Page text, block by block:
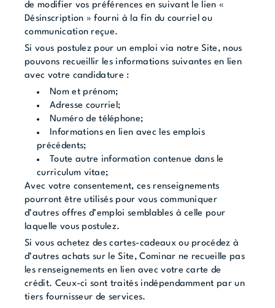
de modifier vos préférences en suivant le lien «
Désinscription » fourni à la fin du courriel ou
communication reçue.
Si vous postulez pour un emploi via notre Site, nous
pouvons recueillir les informations suivantes en lien
avec votre candidature :
Nom et prénom;
Adresse courriel;
Numéro de téléphone;
Informations en lien avec les emplois
précédents;
Toute autre information contenue dans le
curriculum vitae;
Avec votre consentement, ces renseignements
pourront être utilisés pour vous communiquer
d’autres offres d’emploi semblables à celle pour
laquelle vous postulez.
Si vous achetez des cartes-cadeaux ou procédez à
d’autres achats sur le Site, Cominar ne recueille pas
les renseignements en lien avec votre carte de
crédit. Ceux-ci sont traités indépendamment par un
tiers fournisseur de services.